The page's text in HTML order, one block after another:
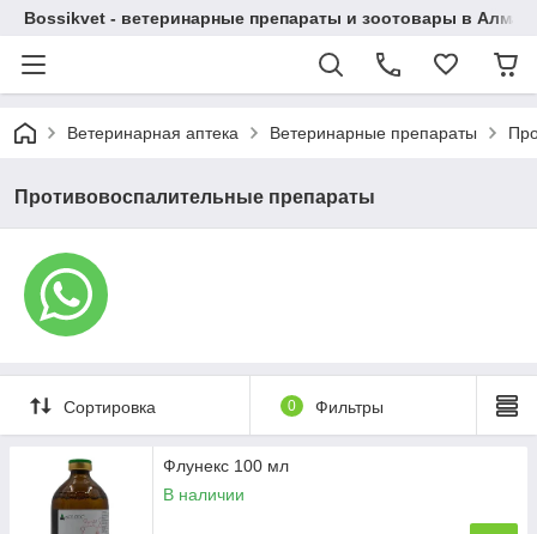
Bossikvet - ветеринарные препараты и зоотовары в
Ветеринарная аптека Ветеринарные препараты
Противовоспалительные препараты
Сортировка 0 Фильтры
Флунекс 100 мл
В наличии